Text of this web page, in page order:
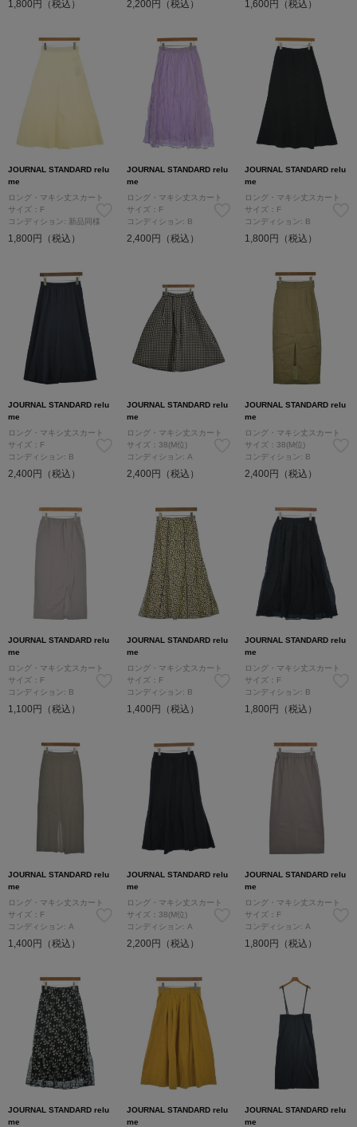
1,800円（税込） 2,200円（税込） 1,600円（税込）
JOURNAL STANDARD relu
me
ロング・マキシ丈スカート
サイズ：F
コンディション: 新品同様
1,800円（税込）
JOURNAL STANDARD relu
me
ロング・マキシ丈スカート
サイズ：F
コンディション: B
2,400円（税込）
JOURNAL STANDARD relu
me
ロング・マキシ丈スカート
サイズ：F
コンディション: B
1,800円（税込）
JOURNAL STANDARD relu
me
ロング・マキシ丈スカート
サイズ：F
コンディション: B
2,400円（税込）
JOURNAL STANDARD relu
me
ロング・マキシ丈スカート
サイズ：38(M位)
コンディション: A
2,400円（税込）
JOURNAL STANDARD relu
me
ロング・マキシ丈スカート
サイズ：38(M位)
コンディション: B
2,400円（税込）
JOURNAL STANDARD relu
me
ロング・マキシ丈スカート
サイズ：F
コンディション: B
1,100円（税込）
JOURNAL STANDARD relu
me
ロング・マキシ丈スカート
サイズ：F
コンディション: B
1,400円（税込）
JOURNAL STANDARD relu
me
ロング・マキシ丈スカート
サイズ：F
コンディション: B
1,800円（税込）
JOURNAL STANDARD relu
me
ロング・マキシ丈スカート
サイズ：F
コンディション: A
1,400円（税込）
JOURNAL STANDARD relu
me
ロング・マキシ丈スカート
サイズ：38(M位)
コンディション: A
2,200円（税込）
JOURNAL STANDARD relu
me
ロング・マキシ丈スカート
サイズ：F
コンディション: A
1,800円（税込）
JOURNAL STANDARD relu
me
JOURNAL STANDARD relu
me
JOURNAL STANDARD relu
me